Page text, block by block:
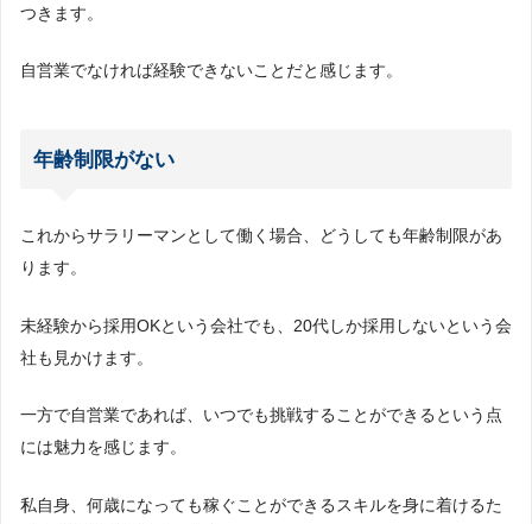
つきます。
自営業でなければ経験できないことだと感じます。
年齢制限がない
これからサラリーマンとして働く場合、どうしても年齢制限があ
ります。
未経験から採用OKという会社でも、20代しか採用しないという会
社も見かけます。
一方で自営業であれば、いつでも挑戦することができるという点
には魅力を感じます。
私自身、何歳になっても稼ぐことができるスキルを身に着けるた